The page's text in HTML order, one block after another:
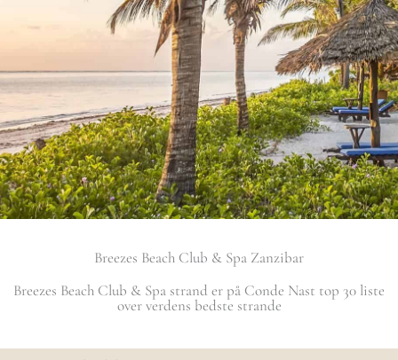
Breezes Beach Club & Spa Zanzibar
Breezes Beach Club & Spa strand er på Conde Nast top 30 liste
over verdens bedste strande